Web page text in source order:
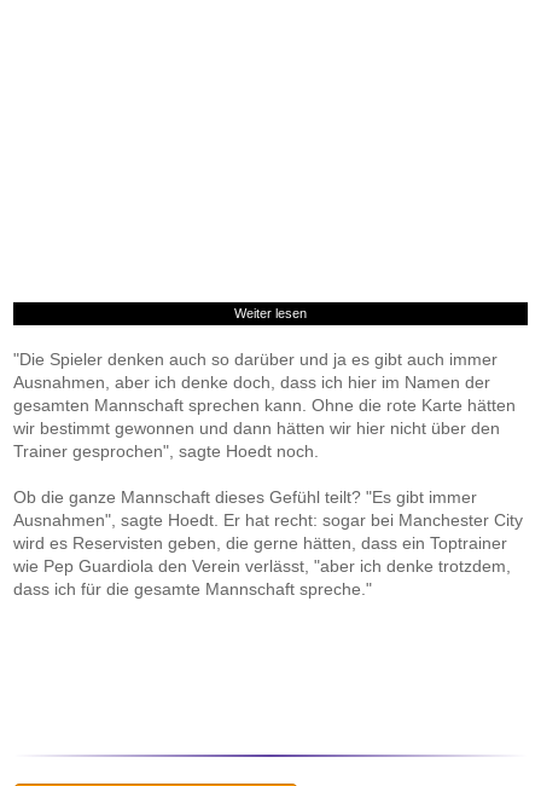
Weiter lesen
"Die Spieler denken auch so darüber und ja es gibt auch immer
Ausnahmen, aber ich denke doch, dass ich hier im Namen der
gesamten Mannschaft sprechen kann. Ohne die rote Karte hätten
wir bestimmt gewonnen und dann hätten wir hier nicht über den
Trainer gesprochen", sagte Hoedt noch.
Ob die ganze Mannschaft dieses Gefühl teilt? "Es gibt immer
Ausnahmen", sagte Hoedt. Er hat recht: sogar bei Manchester City
wird es Reservisten geben, die gerne hätten, dass ein Toptrainer
wie Pep Guardiola den Verein verlässt, "aber ich denke trotzdem,
dass ich für die gesamte Mannschaft spreche."